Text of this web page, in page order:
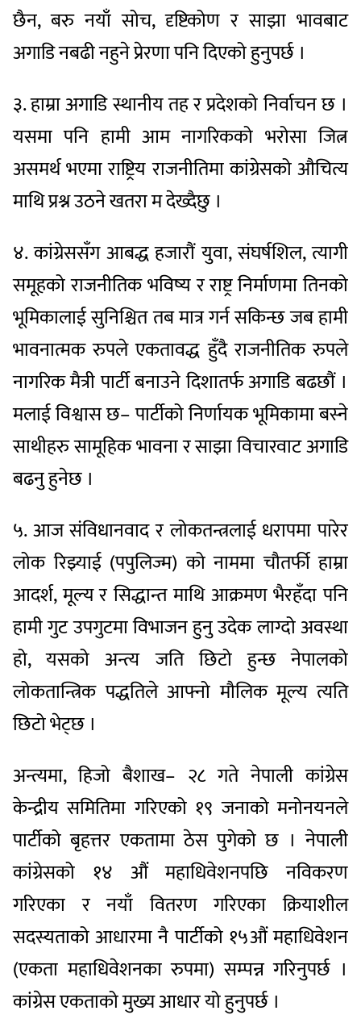
छैन, बरु नयाँ सोच, दृष्टिकोण र साझा भावबाट
अगाडि नबढी नहुने प्रेरणा पनि दिएको हुनुपर्छ ।
३. हाम्रा अगाडि स्थानीय तह र प्रदेशको निर्वाचन छ ।
यसमा पनि हामी आम नागरिकको भरोसा जित्न
असमर्थ भएमा राष्ट्रिय राजनीतिमा कांग्रेसको औचित्य
माथि प्रश्न उठने खतरा म देख्दैछु ।
४. कांग्रेससँग आबद्ध हजारौं युवा, संघर्षशिल, त्यागी
समूहको राजनीतिक भविष्य र राष्ट्र निर्माणमा तिनको
भूमिकालाई सुनिश्चित तब मात्र गर्न सकिन्छ जब हामी
भावनात्मक रुपले एकतावद्ध हुँदै राजनीतिक रुपले
नागरिक मैत्री पार्टी बनाउने दिशातर्फ अगाडि बढछौं ।
मलाई विश्वास छ– पार्टीको निर्णायक भूमिकामा बस्ने
साथीहरु सामूहिक भावना र साझा विचारवाट अगाडि
बढनु हुनेछ ।
५. आज संविधानवाद र लोकतन्त्रलाई धरापमा पारेर
लोक रिझ्याई (पपुलिज्म) को नाममा चौतर्फी हाम्रा
आदर्श, मूल्य र सिद्धान्त माथि आक्रमण भैरहँदा पनि
हामी गुट उपगुटमा विभाजन हुनु उदेक लाग्दो अवस्था
हो, यसको अन्त्य जति छिटो हुन्छ नेपालको
लोकतान्त्रिक पद्धतिले आफ्नो मौलिक मूल्य त्यति
छिटो भेट्छ ।
अन्त्यमा, हिजो बैशाख– २८ गते नेपाली कांग्रेस
केन्द्रीय समितिमा गरिएको १९ जनाको मनोनयनले
पार्टीको बृहत्तर एकतामा ठेस पुगेको छ । नेपाली
कांग्रेसको १४ औं महाधिवेशनपछि नविकरण
गरिएका र नयाँ वितरण गरिएका क्रियाशील
सदस्यताको आधारमा नै पार्टीको १५औं महाधिवेशन
(एकता महाधिवेशनका रुपमा) सम्पन्न गरिनुपर्छ ।
कांग्रेस एकताको मुख्य आधार यो हुनुपर्छ ।